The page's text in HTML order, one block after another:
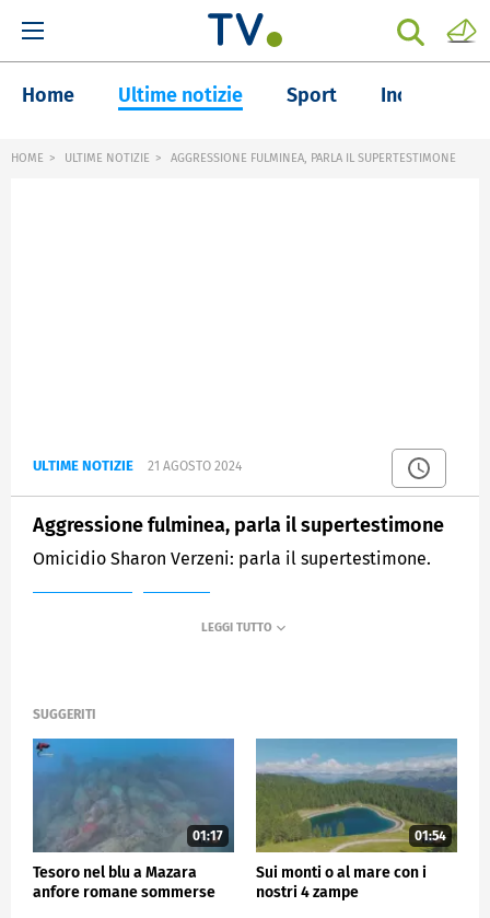
Home Ultime notizie Sport Inchieste
HOME ULTIME NOTIZIE AGGRESSIONE FULMINEA, PARLA IL SUPERTESTIMONE
ULTIME NOTIZIE 21 AGOSTO 2024
Aggressione fulminea, parla il supertestimone
Omicidio Sharon Verzeni: parla il supertestimone.
SUGGERITI
01:17
Tesoro nel blu a Mazara
anfore romane sommerse
01:54
Sui monti o al mare con i
nostri 4 zampe